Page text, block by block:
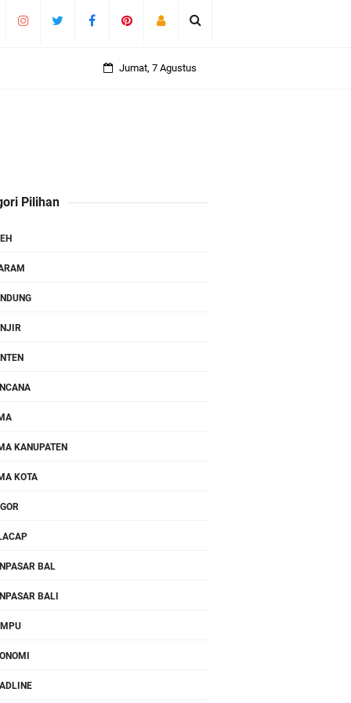
Jumat, 7 Agustus
Pilihan
KANUPATEN
KOTA
BAL
BALI